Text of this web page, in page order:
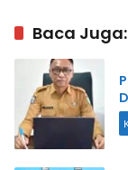
Baca Juga: